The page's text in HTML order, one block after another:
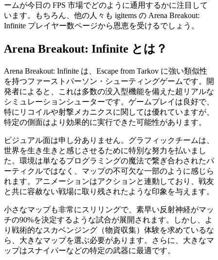
ームが今日の FPS 市場でどのように通用するかに注目して
います。もちろん、他の人々も igitems の Arena Breakout:
Infinite プレイヤー数ページから恩恵を受けるでしょう。
Arena Breakout: Infinite とは？
Arena Breakout: Infinite は、Escape from Tarkov に強い類似性
を持つファーストパーソン・シューティングゲームです。開
発者によると、これは多数の没入型機能を備えた超リアルな
シミュレーションシューターです。ゲームプレイは良好で、
特にリコイルや射撃メカニクスに関しては優れていますが、
特定の側面はより効果的に実行できた可能性があります。
ビジュアル面は申し分ありません。グラフィックチームは、
世界を生き生きと感じさせるために特別な努力を払いまし
た。環境は単なるプログラミングの魔法で繋ぎ合わされたパ
ーティクルではなく、マップの不可欠な一部のように感じら
れます。アニメーションはアクションと連動しており、戦友
と共に容赦ない戦場に取り残されたような印象を与えます。
小さなマップも非常にスリリングで、素早い反射神経がマッ
チの90%を決定するような試合が展開されます。しかし、よ
り戦術的なスカベンジング（物資収集）体験を求めているな
ら、大きなマップを選ぶ必要があります。さらに、大きなマ
ップはスナイパーなどの特定の武器に最適です。